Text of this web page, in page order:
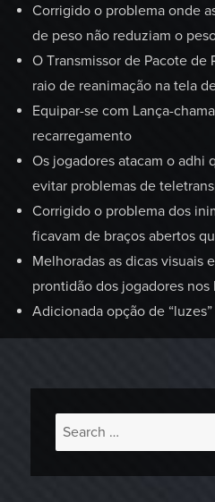
Corrigido o problema onde
de peso não reduziam o
O Transmissor de Pacote de
raio de reanimação na tela
Equipar-se com Lança-
recarregamento
Os jogadores atacam o adhi
evitar problemas de
Corrigido o problema dos
ficavam de braços abertos
Melhoradas as dicas visuais
prontidão dos jogadores
Adicionada opção de
Search
for: